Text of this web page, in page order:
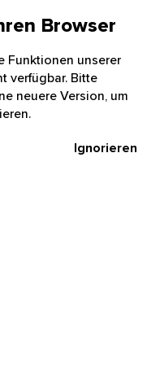
Browser
Funktionen unserer
verfügbar. Bitte
neuere Version, um
Ignorieren